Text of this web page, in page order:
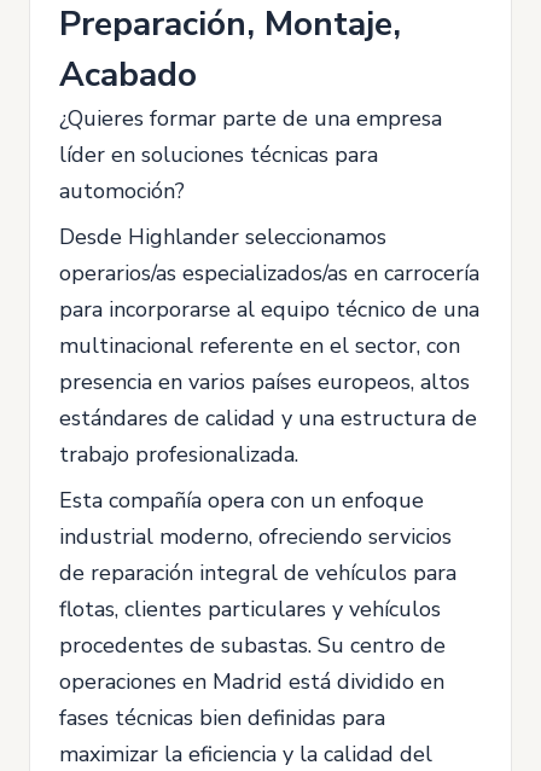
Preparación, Montaje,
Acabado
¿Quieres formar parte de una empresa
líder en soluciones técnicas para
automoción?
Desde Highlander seleccionamos
operarios/as especializados/as en carrocería
para incorporarse al equipo técnico de una
multinacional referente en el sector, con
presencia en varios países europeos, altos
estándares de calidad y una estructura de
trabajo profesionalizada.
Esta compañía opera con un enfoque
industrial moderno, ofreciendo servicios
de reparación integral de vehículos para
flotas, clientes particulares y vehículos
procedentes de subastas. Su centro de
operaciones en Madrid está dividido en
fases técnicas bien definidas para
maximizar la eficiencia y la calidad del